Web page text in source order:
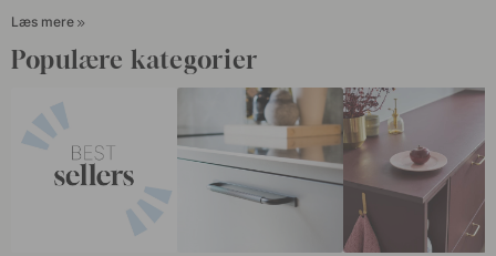
troede var lavet, er let, med en lille detalje som sorte greb får du
et helt nyt møbel. Det er detaljen, der skaber interiøret og det
hele i et rum. Vores sorte greb er designet efter de nyeste trends,
men stadig klassisk stilfulde. Vil du hellere have klassiske, tidløse,
rustikke, lidt mere stramme eller moderne greb? Vi har en bred
vifte, der imødekommer dine specifikke behov. Match vores greb
med vores stilfulde og modernesorte knopper
for at give et
spændende indtryk og et ensartet look.
Læs mere
Populære kategorier